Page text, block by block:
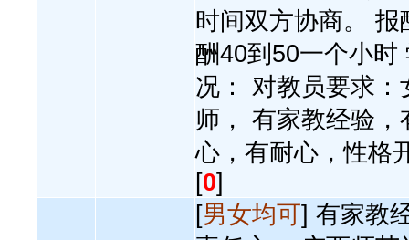
时间双方协商。 报
酬40到50一个小时
况： 对教员要求：
师， 有家教经验，
心，有耐心，性格
[0]
[男女均可] 有家教